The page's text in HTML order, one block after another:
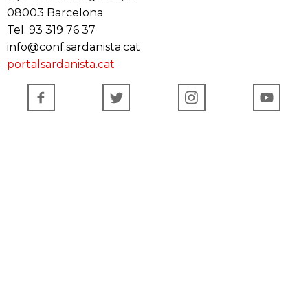
08003 Barcelona
Tel. 93 319 76 37
info@conf.sardanista.cat
portalsardanista.cat